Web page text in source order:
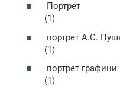
Портрет
(1)
портрет А.С.
(1)
портрет
(1)